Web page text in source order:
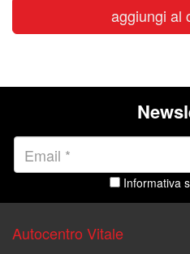
aggiungi al
Informativa
Autocentro Vitale